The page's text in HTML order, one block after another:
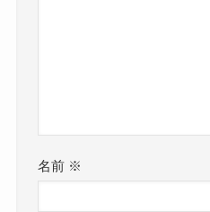
名前 ※